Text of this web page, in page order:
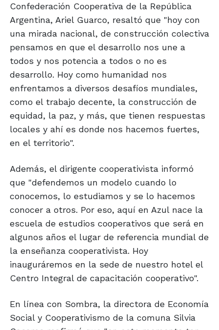
Confederación Cooperativa de la República
Argentina, Ariel Guarco, resaltó que "hoy con
una mirada nacional, de construcción colectiva
pensamos en que el desarrollo nos une a
todos y nos potencia a todos o no es
desarrollo. Hoy como humanidad nos
enfrentamos a diversos desafíos mundiales,
como el trabajo decente, la construcción de
equidad, la paz, y más, que tienen respuestas
locales y ahí es donde nos hacemos fuertes,
en el territorio".
Además, el dirigente cooperativista informó
que "defendemos un modelo cuando lo
conocemos, lo estudiamos y se lo hacemos
conocer a otros. Por eso, aquí en Azul nace la
escuela de estudios cooperativos que será en
algunos años el lugar de referencia mundial de
la enseñanza cooperativista. Hoy
inauguráremos en la sede de nuestro hotel el
Centro Integral de capacitación cooperativo".
En línea con Sombra, la directora de Economía
Social y Cooperativismo de la comuna Silvia